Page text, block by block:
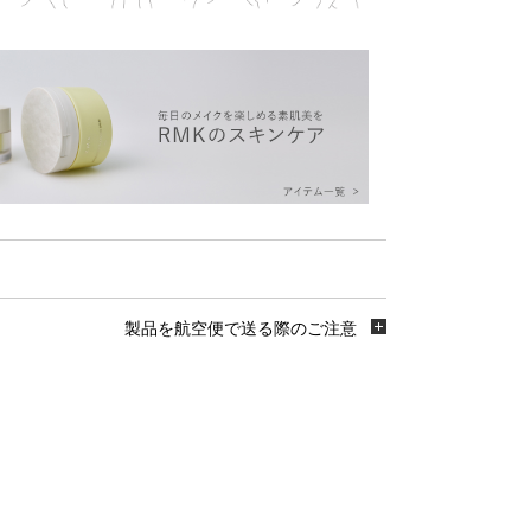
製品を航空便で送る際のご注意